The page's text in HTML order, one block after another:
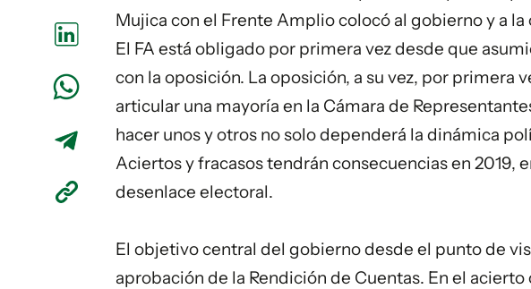
Mujica con el Frente Amplio colocó al gobierno y a
El FA está obligado por primera vez desde que
con la oposición. La oposición, a su vez, por primera
articular una mayoría en la Cámara de
hacer unos y otros no solo dependerá la dinámica
Aciertos y fracasos tendrán consecuencias en 2019,
desenlace electoral.
El objetivo central del gobierno desde el punto de
aprobación de la Rendición de Cuentas. En el acierto